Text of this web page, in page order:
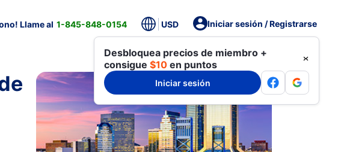
Llame al 1-845-848-0154 USD Iniciar sesión / Registrarse
Desbloquea precios de miembro +
consigue $10 en puntos
Iniciar sesión